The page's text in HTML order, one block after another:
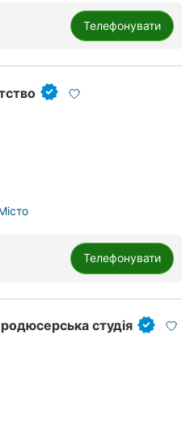
Телефонувати
Телефонувати
студія